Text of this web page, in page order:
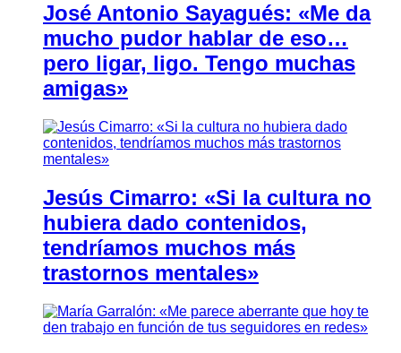
José Antonio Sayagués: «Me da
mucho pudor hablar de eso…
pero ligar, ligo. Tengo muchas
amigas»
Jesús Cimarro: «Si la cultura no
hubiera dado contenidos,
tendríamos muchos más
trastornos mentales»